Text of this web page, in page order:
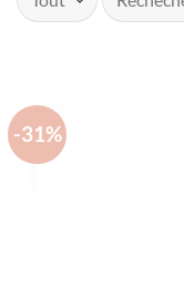
pour :
-31%